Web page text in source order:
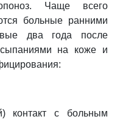
Чаще всего
больные ранними
два года после
на коже и
контакт с больным